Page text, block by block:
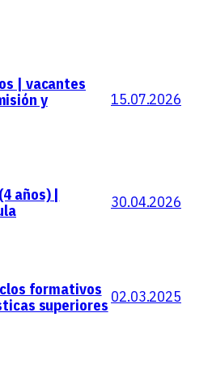
| vacantes
y
15.07.2026
años) |
30.04.2026
formativos
superiores 02.03.2025